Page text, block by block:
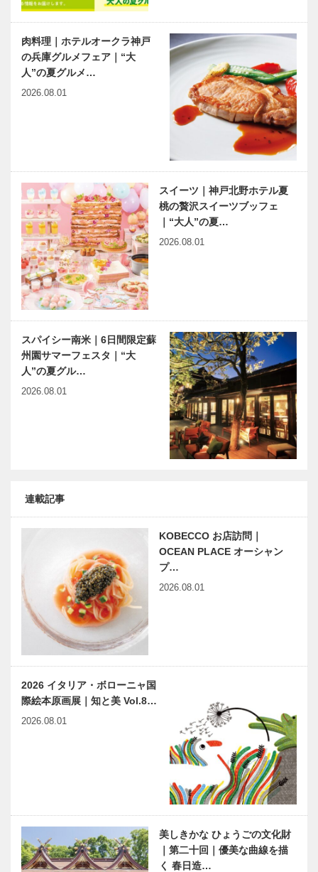
肉料理｜ホテルオークラ神戸
の兵庫グルメフェア｜“大
人”の夏グルメ…
2026.08.01
スイーツ｜神戸北野ホテル夏
桃の贅沢スイーツブッフェ
｜“大人”の夏…
2026.08.01
スパイシー南米｜6日間限定蘇
州園サマーフェスタ｜“大
人”の夏グル…
2026.08.01
連載記事
KOBECCO お店訪問｜
OCEAN PLACE オーシャン
プ…
2026.08.01
2026 イタリア・ボローニャ国
際絵本原画展｜知と美 Vol.8…
2026.08.01
美しきかな ひょうごの文化財
｜第二十回｜優美な曲線を描
く 春日造…